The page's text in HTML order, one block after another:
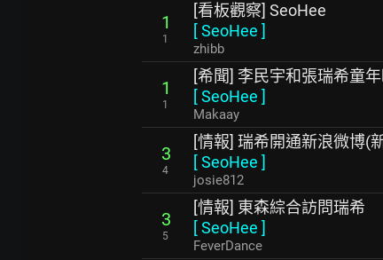
1
1
[看板觀察] SeoHee
[SeoHee ]
zhibb
1
1
[希聞] 李民宇和張瑞希童
[SeoHee ]
Makaay
3
4
[情報] 瑞希開通新浪微博(
[SeoHee ]
josie812
3
5
[情報] 東森綜合訪問瑞希
[SeoHee ]
FeverDance